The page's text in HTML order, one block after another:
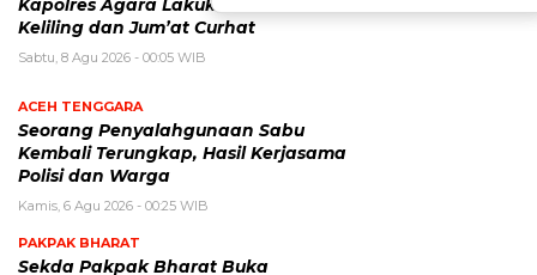
Kapolres Agara Lakukan Subuh
Keliling dan Jum’at Curhat
Sabtu, 8 Agu 2026 - 00:05 WIB
ACEH TENGGARA
Seorang Penyalahgunaan Sabu
Kembali Terungkap, Hasil Kerjasama
Polisi dan Warga
Kamis, 6 Agu 2026 - 00:25 WIB
PAKPAK BHARAT
Sekda Pakpak Bharat Buka